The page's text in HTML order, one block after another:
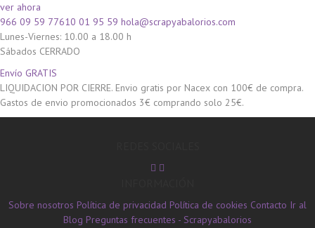
ver ahora
966 09 59 77610 01 95 59 hola@scrapyabalorios.com
Lunes-Viernes: 10.00 a 18.00 h
Sábados CERRADO
Envío GRATIS
LIQUIDACION POR CIERRE. Envio gratis por Nacex con 100€ de compra.
Gastos de envio promocionados 3€ comprando solo 25€.
Sobre nosotros Política de privacidad Política de cookies Contacto Ir al
Blog Preguntas frecuentes - Scrapyabalorios